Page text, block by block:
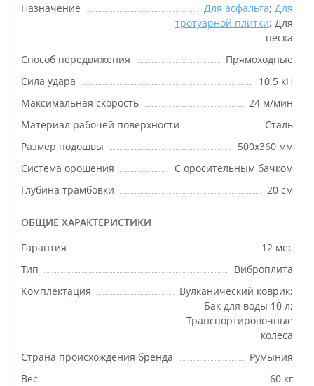
Назначение
Для асфальта; Для
тротуарной плитки; Для
песка
Способ передвижения
Прямоходные
Сила удара
10.5 кН
Максимальная скорость
24 м/мин
Материал рабочей поверхности
Сталь
Размер подошвы
500x360 мм
Система орошения
С оросительным бачком
Глубина трамбовки
20 см
ОБЩИЕ ХАРАКТЕРИСТИКИ
Гарантия
12 мес
Тип
Виброплита
Комплектация
Вулканический коврик;
Бак для воды 10 л;
Транспортировочные
колеса
Страна происхождения бренда
Румыния
Вес
60 кг